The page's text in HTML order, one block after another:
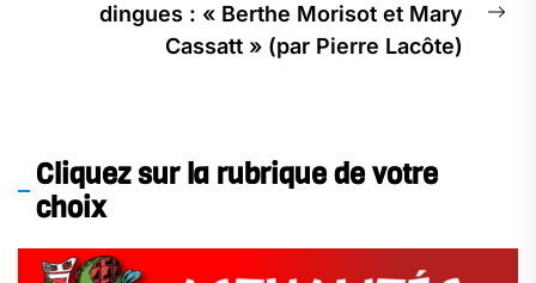
dingues : « Berthe Morisot et Mary
Cassatt » (par Pierre Lacôte)
Cliquez sur la rubrique de votre
choix